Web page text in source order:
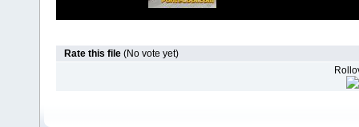
Rate this file (No vote yet)